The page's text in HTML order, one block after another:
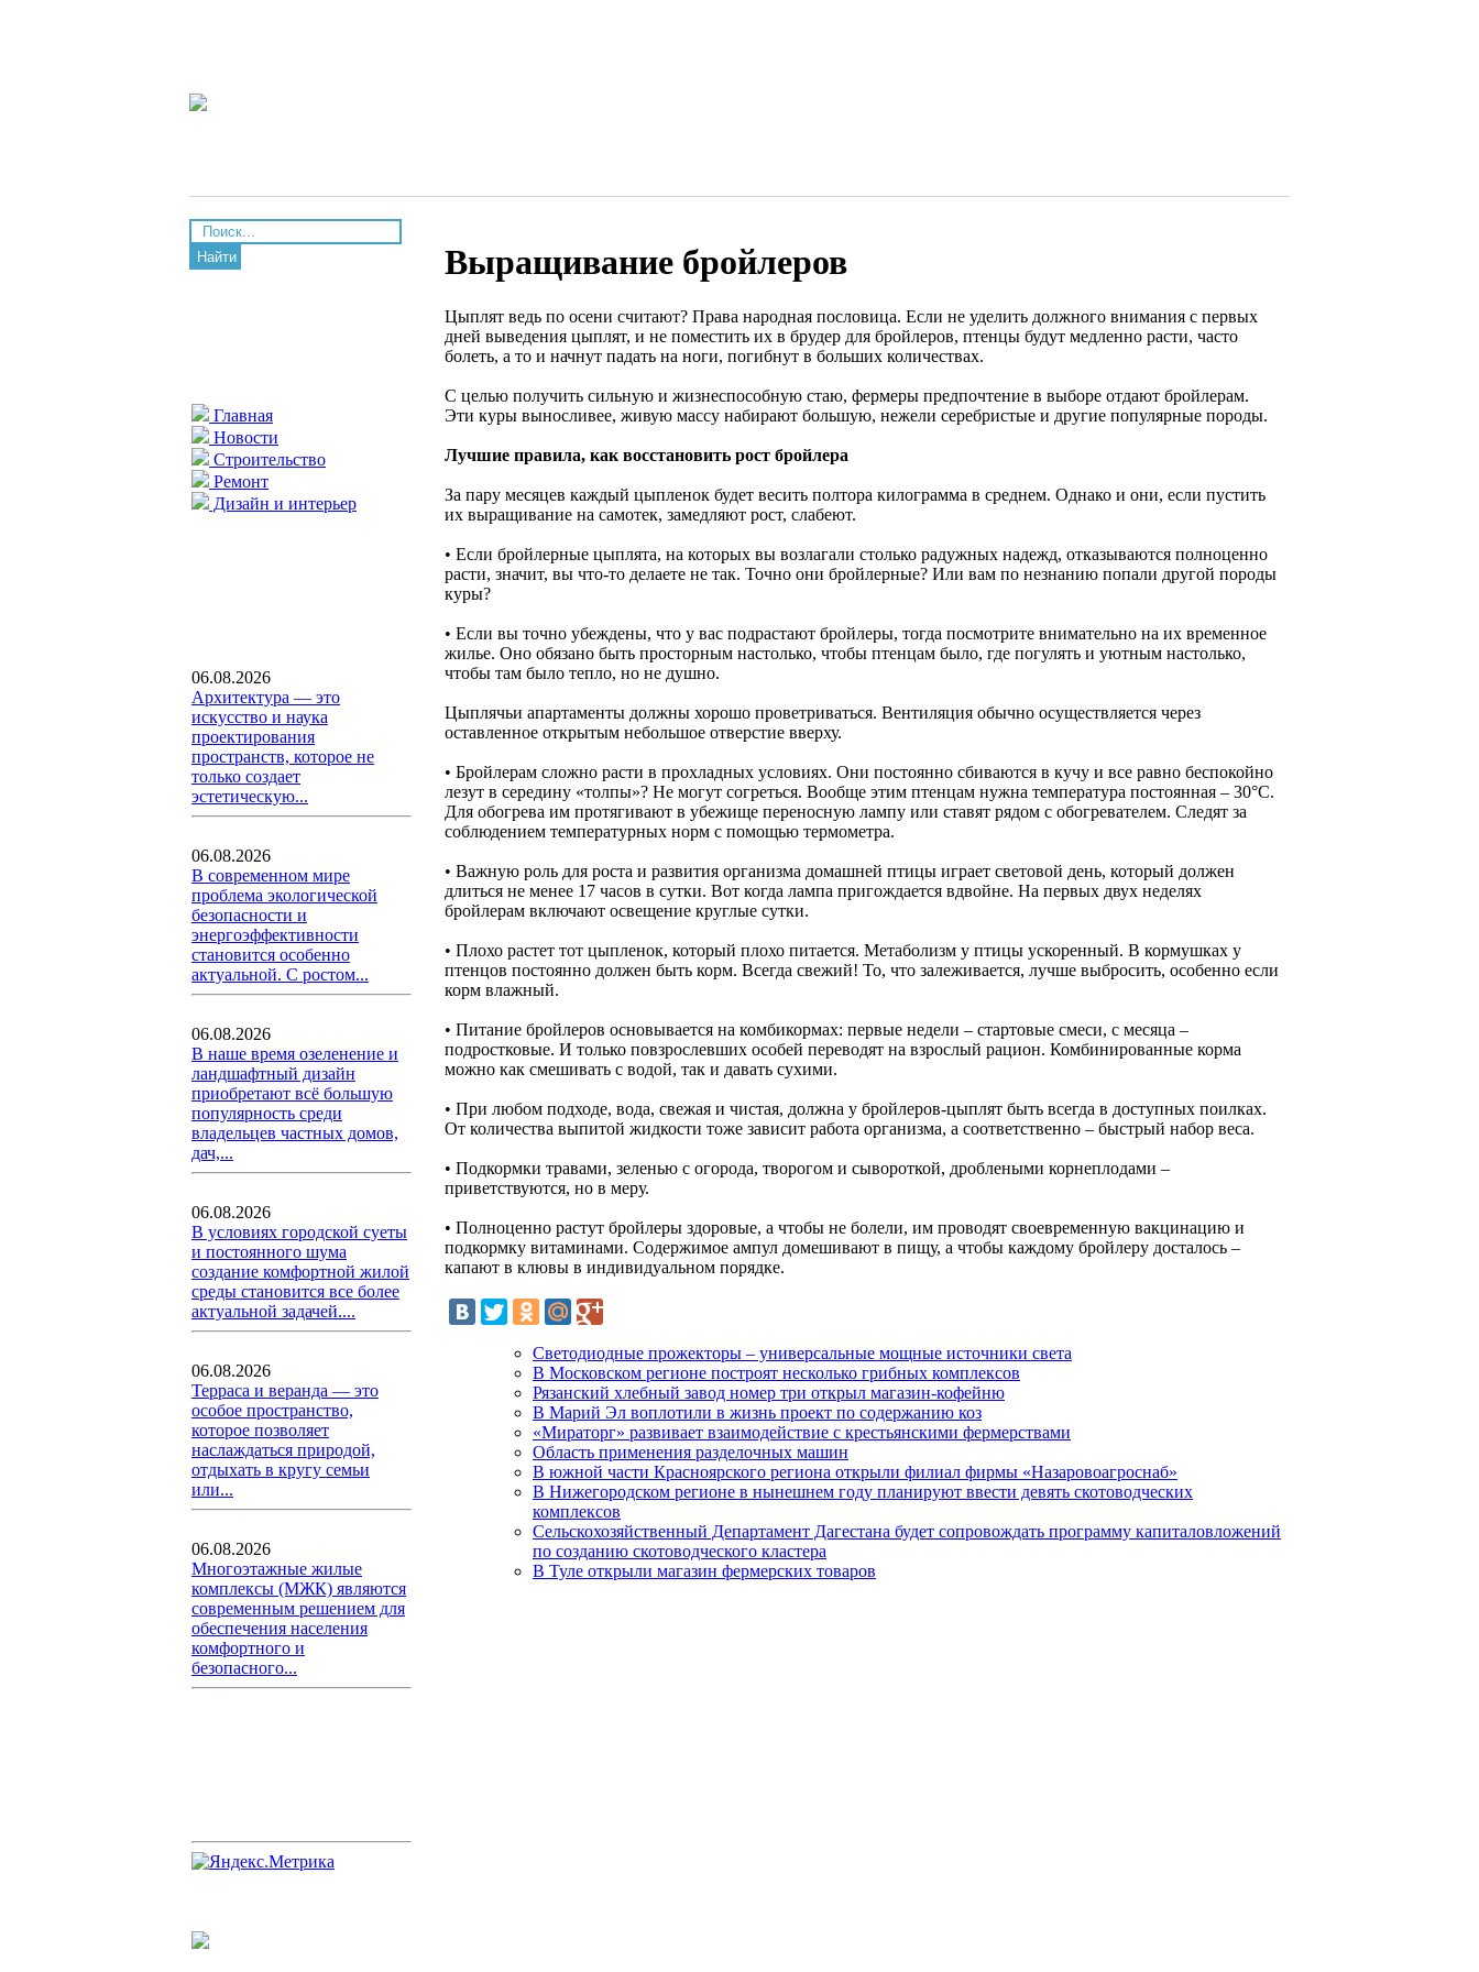
Найти
Главная
Новости
Строительство
Ремонт
Дизайн и интерьер
06.08.2026
Архитектура — это
искусство и наука
проектирования
пространств, которое не
только создает
эстетическую...
06.08.2026
В современном мире
проблема экологической
безопасности и
энергоэффективности
становится особенно
актуальной. С ростом...
06.08.2026
В наше время озеленение и
ландшафтный дизайн
приобретают всё большую
популярность среди
владельцев частных домов,
дач,...
06.08.2026
В условиях городской суеты
и постоянного шума
создание комфортной жилой
среды становится все более
актуальной задачей....
06.08.2026
Терраса и веранда — это
особое пространство,
которое позволяет
наслаждаться природой,
отдыхать в кругу семьи
или...
06.08.2026
Многоэтажные жилые
комплексы (МЖК) являются
современным решением для
обеспечения населения
комфортного и
безопасного...
Выращивание бройлеров
Цыплят ведь по осени считают? Права народная пословица. Если не уделить должного внимания с первых
дней выведения цыплят, и не поместить их в брудер для бройлеров, птенцы будут медленно расти, часто
болеть, а то и начнут падать на ноги, погибнут в больших количествах.
С целью получить сильную и жизнеспособную стаю, фермеры предпочтение в выборе отдают бройлерам.
Эти куры выносливее, живую массу набирают большую, нежели серебристые и другие популярные породы.
Лучшие правила, как восстановить рост бройлера
За пару месяцев каждый цыпленок будет весить полтора килограмма в среднем. Однако и они, если пустить
их выращивание на самотек, замедляют рост, слабеют.
• Если бройлерные цыплята, на которых вы возлагали столько радужных надежд, отказываются полноценно
расти, значит, вы что-то делаете не так. Точно они бройлерные? Или вам по незнанию попали другой породы
куры?
• Если вы точно убеждены, что у вас подрастают бройлеры, тогда посмотрите внимательно на их временное
жилье. Оно обязано быть просторным настолько, чтобы птенцам было, где погулять и уютным настолько,
чтобы там было тепло, но не душно.
Цыплячьи апартаменты должны хорошо проветриваться. Вентиляция обычно осуществляется через
оставленное открытым небольшое отверстие вверху.
• Бройлерам сложно расти в прохладных условиях. Они постоянно сбиваются в кучу и все равно беспокойно
лезут в середину «толпы»? Не могут согреться. Вообще этим птенцам нужна температура постоянная – 30°С.
Для обогрева им протягивают в убежище переносную лампу или ставят рядом с обогревателем. Следят за
соблюдением температурных норм с помощью термометра.
• Важную роль для роста и развития организма домашней птицы играет световой день, который должен
длиться не менее 17 часов в сутки. Вот когда лампа пригождается вдвойне. На первых двух неделях
бройлерам включают освещение круглые сутки.
• Плохо растет тот цыпленок, который плохо питается. Метаболизм у птицы ускоренный. В кормушках у
птенцов постоянно должен быть корм. Всегда свежий! То, что залеживается, лучше выбросить, особенно если
корм влажный.
• Питание бройлеров основывается на комбикормах: первые недели – стартовые смеси, с месяца –
подростковые. И только повзрослевших особей переводят на взрослый рацион. Комбинированные корма
можно как смешивать с водой, так и давать сухими.
• При любом подходе, вода, свежая и чистая, должна у бройлеров-цыплят быть всегда в доступных поилках.
От количества выпитой жидкости тоже зависит работа организма, а соответственно – быстрый набор веса.
• Подкормки травами, зеленью с огорода, творогом и сывороткой, дроблеными корнеплодами –
приветствуются, но в меру.
• Полноценно растут бройлеры здоровые, а чтобы не болели, им проводят своевременную вакцинацию и
подкормку витаминами. Содержимое ампул домешивают в пищу, а чтобы каждому бройлеру досталось –
капают в клювы в индивидуальном порядке.
Светодиодные прожекторы – универсальные мощные источники света
В Московском регионе построят несколько грибных комплексов
Рязанский хлебный завод номер три открыл магазин-кофейню
В Марий Эл воплотили в жизнь проект по содержанию коз
«Мираторг» развивает взаимодействие с крестьянскими фермерствами
Область применения разделочных машин
В южной части Красноярского региона открыли филиал фирмы «Назаровоагроснаб»
В Нижегородском регионе в нынешнем году планируют ввести девять скотоводческих
комплексов
Сельскохозяйственный Департамент Дагестана будет сопровождать программу капиталовложений
по созданию скотоводческого кластера
В Туле открыли магазин фермерских товаров